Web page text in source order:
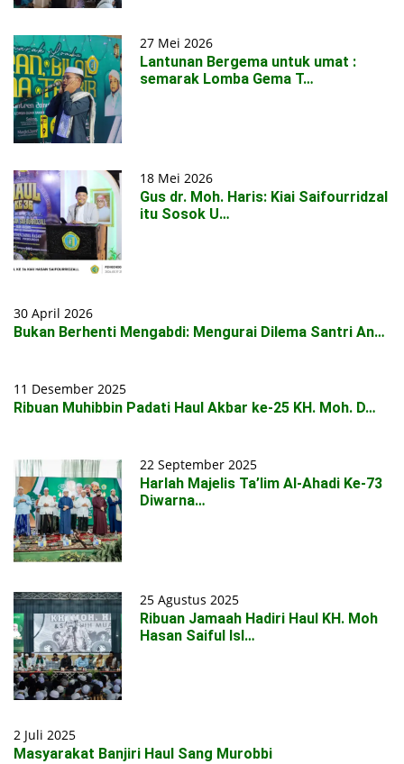
27 Mei 2026
Lantunan Bergema untuk umat :
semarak Lomba Gema T…
18 Mei 2026
Gus dr. Moh. Haris: Kiai Saifourridzal
itu Sosok U…
30 April 2026
Bukan Berhenti Mengabdi: Mengurai Dilema Santri An…
11 Desember 2025
Ribuan Muhibbin Padati Haul Akbar ke-25 KH. Moh. D…
22 September 2025
Harlah Majelis Ta’lim Al-Ahadi Ke-73
Diwarna…
25 Agustus 2025
Ribuan Jamaah Hadiri Haul KH. Moh
Hasan Saiful Isl…
2 Juli 2025
Masyarakat Banjiri Haul Sang Murobbi